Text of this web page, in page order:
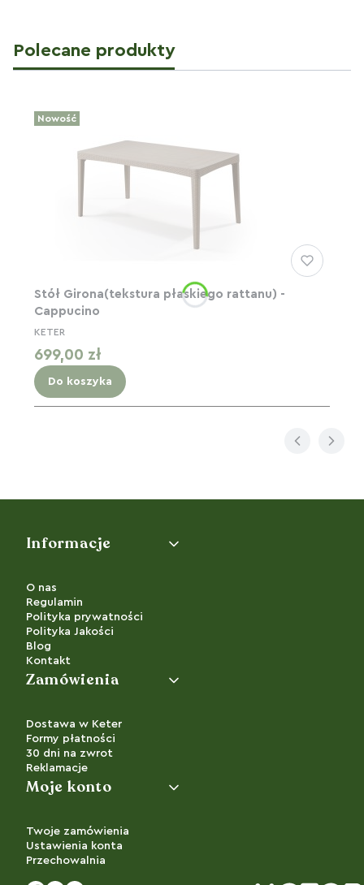
Polecane produkty
Nowość
Stół Girona(tekstura płaskiego rattanu) -
Cappucino
KETER
Cena
699,00 zł
Do koszyka
Linki w stopce
Informacje
O nas
Regulamin
Polityka prywatności
Polityka Jakości
Blog
Kontakt
Zamówienia
Dostawa w Keter
Formy płatności
30 dni na zwrot
Reklamacje
Moje konto
Twoje zamówienia
Ustawienia konta
Przechowalnia